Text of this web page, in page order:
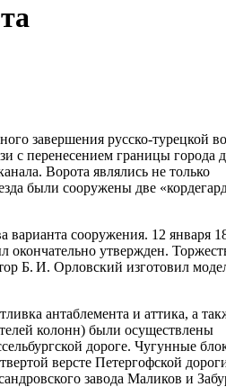
завершения русско-турецкой
с перенесением границы города
Ворота являлись не только
были сооружены две
варианта сооружения. 12 января
окончательно утвержден.
Б. И. Орловский изготовил
антаблемента и аттика, а
колонн) были осуществлены
дороге. Чугунные
версте Петергофской
завода Маликов и